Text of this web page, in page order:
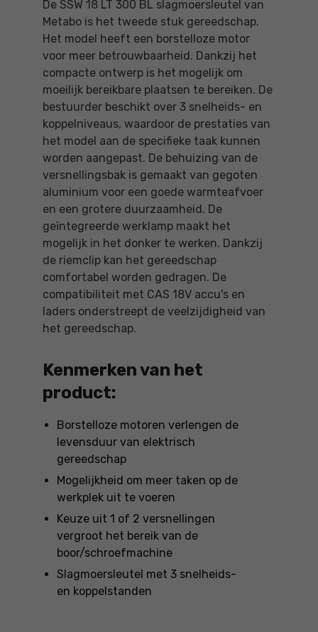
De SSW 18 LT 300 BL slagmoersleutel van
Metabo is het tweede stuk gereedschap.
Het model heeft een borstelloze motor
voor meer betrouwbaarheid. Dankzij het
compacte ontwerp is het mogelijk om
moeilijk bereikbare plaatsen te bereiken. De
bestuurder beschikt over 3 snelheids- en
koppelniveaus, waardoor de prestaties van
het model aan de specifieke taak kunnen
worden aangepast. De behuizing van de
versnellingsbak is gemaakt van gegoten
aluminium voor een goede warmteafvoer
en een grotere duurzaamheid. De
geïntegreerde werklamp maakt het
mogelijk in het donker te werken. Dankzij
de riemclip kan het gereedschap
comfortabel worden gedragen. De
compatibiliteit met CAS 18V accu's en
laders onderstreept de veelzijdigheid van
het gereedschap.
Kenmerken van het
product:
Borstelloze motoren verlengen de
levensduur van elektrisch
gereedschap
Mogelijkheid om meer taken op de
werkplek uit te voeren
Keuze uit 1 of 2 versnellingen
vergroot het bereik van de
boor/schroefmachine
Slagmoersleutel met 3 snelheids-
en koppelstanden